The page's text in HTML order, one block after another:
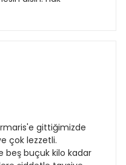
gittiğimizde
çok lezzetli.
beş buçuk kilo kadar